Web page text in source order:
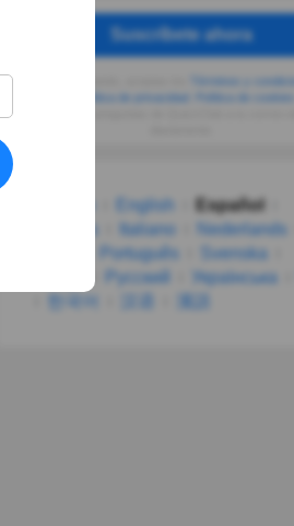
Suscríbete ahora
Política de privacidad
English
Español
Italiano
Nederlands
Português
Svenska
Русский Українська